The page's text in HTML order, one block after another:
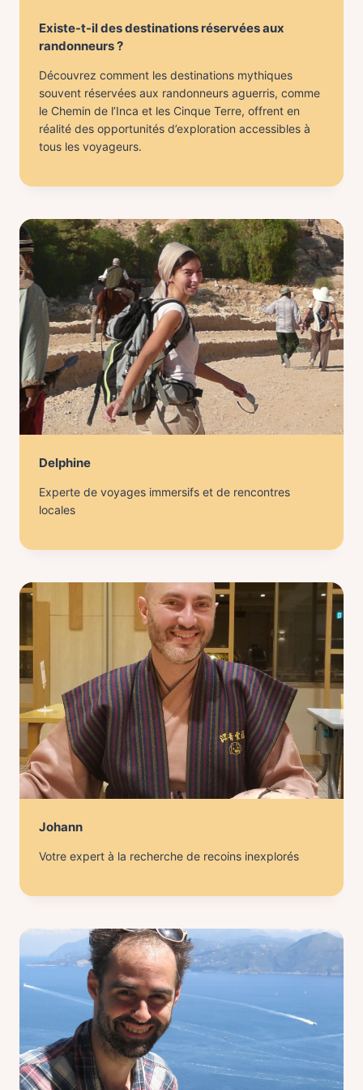
Existe-t-il des destinations réservées aux
randonneurs ?
Découvrez comment les destinations mythiques
souvent réservées aux randonneurs aguerris, comme
le Chemin de l’Inca et les Cinque Terre, offrent en
réalité des opportunités d’exploration accessibles à
tous les voyageurs.
Delphine
Experte de voyages immersifs et de rencontres
locales
Johann
Votre expert à la recherche de recoins inexplorés